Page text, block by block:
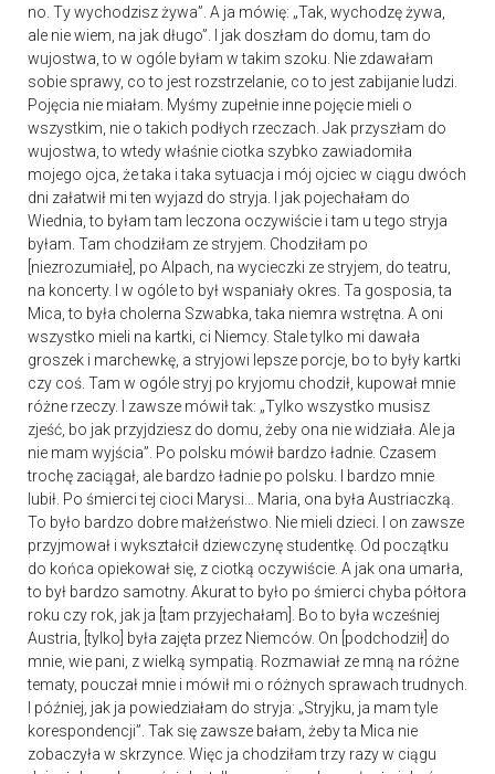
no. Ty wychodzisz żywa”. A ja mówię: „Tak, wychodzę żywa,
ale nie wiem, na jak długo”. I jak doszłam do domu, tam do
wujostwa, to w ogóle byłam w takim szoku. Nie zdawałam
sobie sprawy, co to jest rozstrzelanie, co to jest zabijanie ludzi.
Pojęcia nie miałam. Myśmy zupełnie inne pojęcie mieli o
wszystkim, nie o takich podłych rzeczach. Jak przyszłam do
wujostwa, to wtedy właśnie ciotka szybko zawiadomiła
mojego ojca, że taka i taka sytuacja i mój ojciec w ciągu dwóch
dni załatwił mi ten wyjazd do stryja. I jak pojechałam do
Wiednia, to byłam tam leczona oczywiście i tam u tego stryja
byłam. Tam chodziłam ze stryjem. Chodziłam po
[niezrozumiałe], po Alpach, na wycieczki ze stryjem, do teatru,
na koncerty. I w ogóle to był wspaniały okres. Ta gosposia, ta
Mica, to była cholerna Szwabka, taka niemra wstrętna. A oni
wszystko mieli na kartki, ci Niemcy. Stale tylko mi dawała
groszek i marchewkę, a stryjowi lepsze porcje, bo to były kartki
czy coś. Tam w ogóle stryj po kryjomu chodził, kupował mnie
różne rzeczy. I zawsze mówił tak: „Tylko wszystko musisz
zjeść, bo jak przyjdziesz do domu, żeby ona nie widziała. Ale ja
nie mam wyjścia”. Po polsku mówił bardzo ładnie. Czasem
trochę zaciągał, ale bardzo ładnie po polsku. I bardzo mnie
lubił. Po śmierci tej cioci Marysi… Maria, ona była Austriaczką.
To było bardzo dobre małżeństwo. Nie mieli dzieci. I on zawsze
przyjmował i wykształcił dziewczynę studentkę. Od początku
do końca opiekował się, z ciotką oczywiście. A jak ona umarła,
to był bardzo samotny. Akurat to było po śmierci chyba półtora
roku czy rok, jak ja [tam przyjechałam]. Bo to była wcześniej
Austria, [tylko] była zajęta przez Niemców. On [podchodził] do
mnie, wie pani, z wielką sympatią. Rozmawiał ze mną na różne
tematy, pouczał mnie i mówił mi o różnych sprawach trudnych.
I później, jak ja powiedziałam do stryja: „Stryjku, ja mam tyle
korespondencji”. Tak się zawsze bałam, żeby ta Mica nie
zobaczyła w skrzynce. Więc ja chodziłam trzy razy w ciągu